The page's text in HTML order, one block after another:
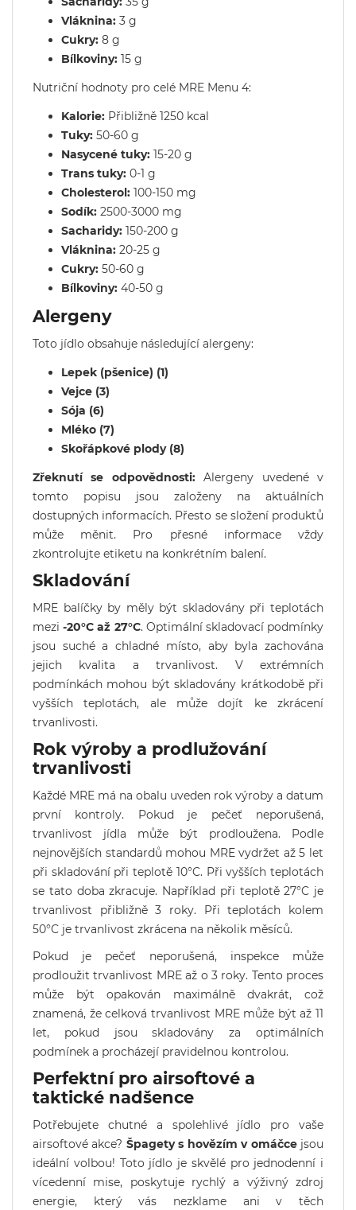
Vláknina: 3 g
Cukry: 8 g
Bílkoviny: 15 g
Nutriční hodnoty pro celé MRE Menu 4:
Kalorie: Přibližně 1250 kcal
Tuky: 50-60 g
Nasycené tuky: 15-20 g
Trans tuky: 0-1 g
Cholesterol: 100-150 mg
Sodík: 2500-3000 mg
Sacharidy: 150-200 g
Vláknina: 20-25 g
Cukry: 50-60 g
Bílkoviny: 40-50 g
Alergeny
Toto jídlo obsahuje následující alergeny:
Lepek (pšenice) (1)
Vejce (3)
Sója (6)
Mléko (7)
Skořápkové plody (8)
Zřeknutí se odpovědnosti:Alergeny uvedené v
tomto popisu jsou založeny na aktuálních
dostupných informacích. Přesto se složení produktů
může měnit. Pro přesné informace vždy
zkontrolujte etiketu na konkrétním balení.
Skladování
MRE balíčky by měly být skladovány při teplotách
mezi-20°C až 27°C. Optimální skladovací podmínky
jsou suché a chladné místo, aby byla zachována
jejich kvalita a trvanlivost. V extrémních
podmínkách mohou být skladovány krátkodobě při
vyšších teplotách, ale může dojít ke zkrácení
trvanlivosti.
Rok výroby a prodlužování
trvanlivosti
Každé MRE má na obalu uveden rok výroby a datum
první kontroly. Pokud je pečeť neporušená,
trvanlivost jídla může být prodloužena. Podle
nejnovějších standardů mohou MRE vydržet až 5 let
při skladování při teplotě 10°C. Při vyšších teplotách
se tato doba zkracuje. Například při teplotě 27°C je
trvanlivost přibližně 3 roky. Při teplotách kolem
50°C je trvanlivost zkrácena na několik měsíců.
Pokud je pečeť neporušená, inspekce může
prodloužit trvanlivost MRE až o 3 roky. Tento proces
může být opakován maximálně dvakrát, což
znamená, že celková trvanlivost MRE může být až 11
let, pokud jsou skladovány za optimálních
podmínek a procházejí pravidelnou kontrolou.
Perfektní pro airsoftové a
taktické nadšence
Potřebujete chutné a spolehlivé jídlo pro vaše
airsoftové akce? Špagety s hovězím v omáčcejsou
ideální volbou! Toto jídlo je skvělé pro jednodenní i
vícedenní mise, poskytuje rychlý a výživný zdroj
energie, který vás nezklame ani v těch